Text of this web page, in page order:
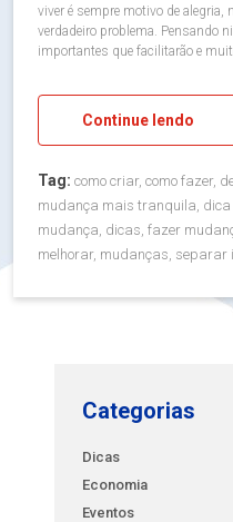
viver é sempre motivo de
verdadeiro problema. Pensando
importantes que facilitarão e
Continue lendo
Tag: como criar, como fazer,
mudança mais tranquila, dica
mudança, dicas, fazer
melhorar, mudanças, separar
Categorias
Dicas
Economia
Eventos